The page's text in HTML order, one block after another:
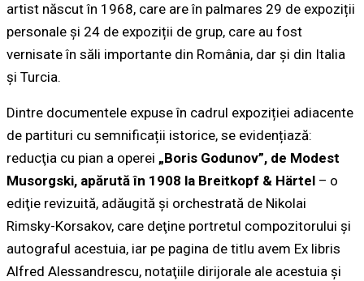
artist născut în 1968, care are în palmares 29 de expoziții
personale și 24 de expoziții de grup, care au fost
vernisate în săli importante din România, dar și din Italia
și Turcia.
Dintre documentele expuse în cadrul expoziției adiacente
de partituri cu semnificații istorice, se evidențiază:
reducţia cu pian a operei „Boris Godunov”, de Modest
Musorgski, apărută în 1908 la Breitkopf & Härtel – o
ediţie revizuită, adăugită şi orchestrată de Nikolai
Rimsky-Korsakov, care deţine portretul compozitorului şi
autograful acestuia, iar pe pagina de titlu avem Ex libris
Alfred Alessandrescu, notaţiile dirijorale ale acestuia şi